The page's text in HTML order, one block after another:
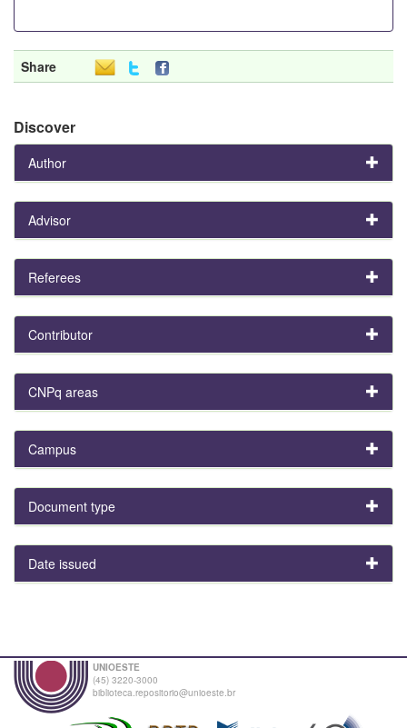
Share
Discover
Author
Advisor
Referees
Contributor
CNPq areas
Campus
Document type
Date issued
UNIOESTE
(45) 3220-3000
biblioteca.repositorio@unioeste.br